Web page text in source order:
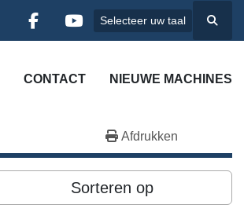
facebookyoutube
Selecteer uw taal
Zoek
CONTACT NIEUWE MACHINES
Afdrukken
Sorteren op